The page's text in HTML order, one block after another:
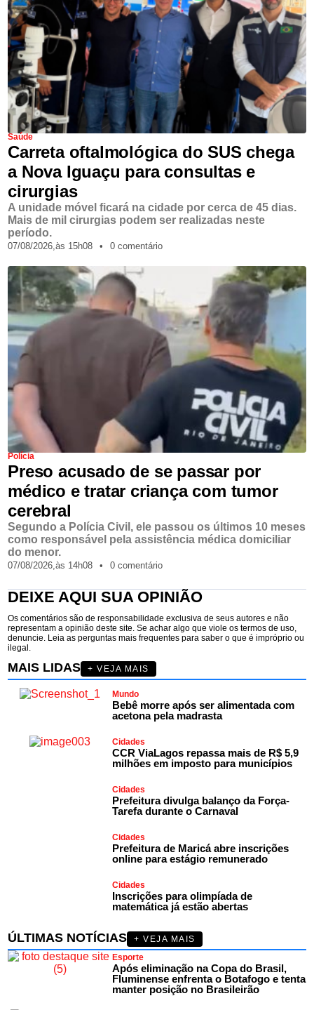
Saúde
Carreta oftalmológica do SUS chega
a Nova Iguaçu para consultas e
cirurgias
A unidade móvel ficará na cidade por cerca de 45 dias.
Mais de mil cirurgias podem ser realizadas neste
período.
07/08/2026,às 15h08 • 0 comentário
Polícia
Preso acusado de se passar por
médico e tratar criança com tumor
cerebral
Segundo a Polícia Civil, ele passou os últimos 10 meses
como responsável pela assistência médica domiciliar
do menor.
07/08/2026,às 14h08 • 0 comentário
DEIXE AQUI SUA OPINIÃO
Os comentários são de responsabilidade exclusiva de seus autores e não
representam a opinião deste site. Se achar algo que viole os termos de uso,
denuncie. Leia as perguntas mais frequentes para saber o que é impróprio ou
ilegal.
MAIS LIDAS + VEJA MAIS
Mundo
Bebê morre após ser alimentada com
acetona pela madrasta
Cidades
CCR ViaLagos repassa mais de R$ 5,9
milhões em imposto para municípios
Cidades
Prefeitura divulga balanço da Força-
Tarefa durante o Carnaval
Cidades
Prefeitura de Maricá abre inscrições
online para estágio remunerado
Cidades
Inscrições para olimpíada de
matemática já estão abertas
ÚLTIMAS NOTÍCIAS
+ VEJA MAIS
Esporte
Após eliminação na Copa do Brasil,
Fluminense enfrenta o Botafogo e tenta
manter posição no Brasileirão